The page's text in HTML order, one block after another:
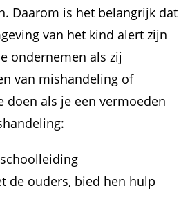
Daarom is het belangrijk dat
van het kind alert zijn
ondernemen als zij
van mishandeling of
doen als je een vermoeden
de ouders, bied hen hulp